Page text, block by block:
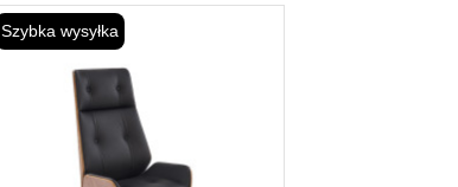
Szybka wysyłka